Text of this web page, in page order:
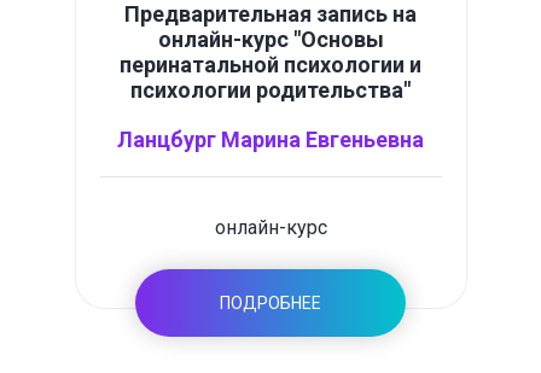
Предварительная запись на
онлайн-курс "Основы
перинатальной психологии и
психологии родительства"
Ланцбург Марина Евгеньевна
онлайн-курс
ПОДРОБНЕЕ